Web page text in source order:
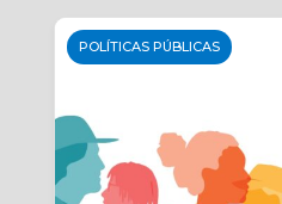
POLÍTICAS PÚBLICAS